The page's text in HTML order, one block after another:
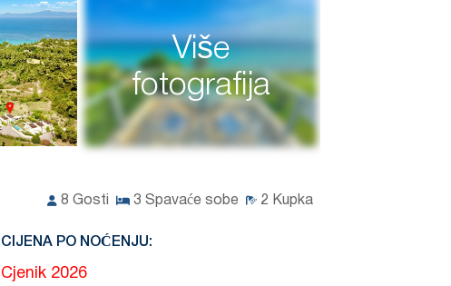
Više
fotografija
8 Gosti 3 Spavaće sobe 2 Kupka
CIJENA PO NOĆENJU:
Cjenik 2026